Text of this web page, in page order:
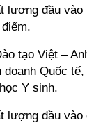
lượng đầu vào
tạo Việt –
Quốc
Y sinh.
lượng đầu